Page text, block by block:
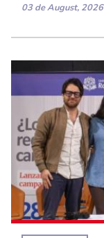
03 de August, 2026